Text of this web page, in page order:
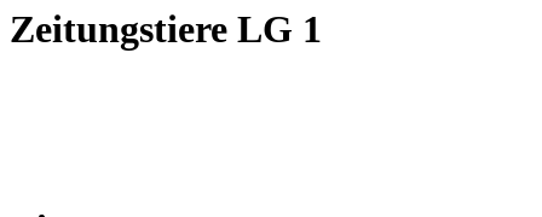
Zeitungstiere LG 1